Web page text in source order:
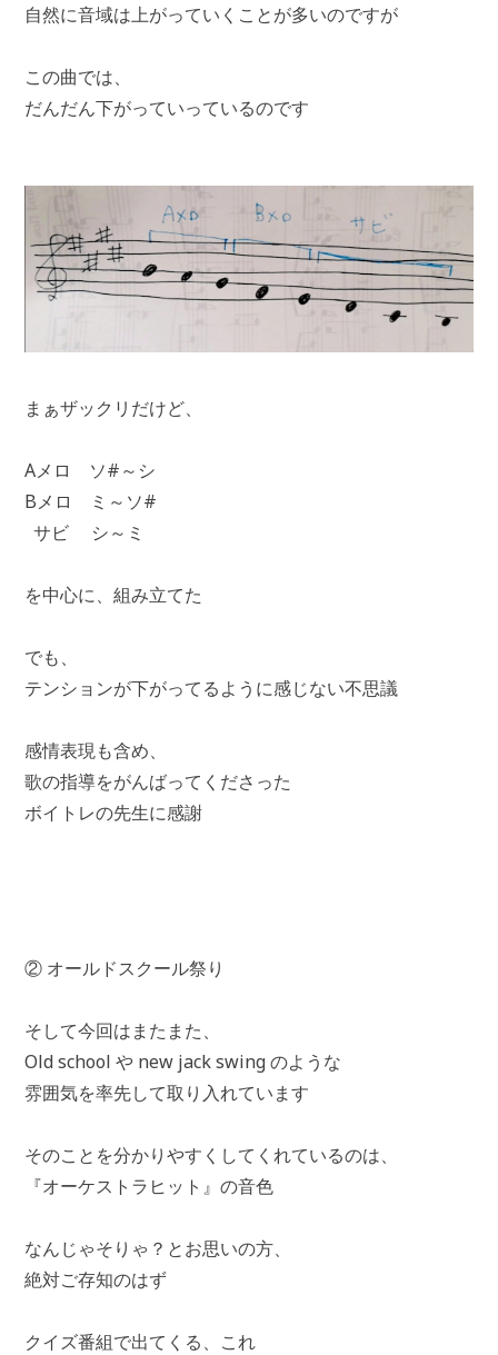
自然に音域は上がっていくことが多いのですが
この曲では、
だんだん下がっていっているのです
まぁザックリだけど、
Aメロ ソ#～シ
Bメロ ミ～ソ#
サビ シ～ミ
を中心に、組み立てた
でも、
テンションが下がってるように感じない不思議
感情表現も含め、
歌の指導をがんばってくださった
ボイトレの先生に感謝
② オールドスクール祭り
そして今回はまたまた、
Old school や new jack swing のような
雰囲気を率先して取り入れています
そのことを分かりやすくしてくれているのは、
『オーケストラヒット』の音色
なんじゃそりゃ？とお思いの方、
絶対ご存知のはず
クイズ番組で出てくる、これ